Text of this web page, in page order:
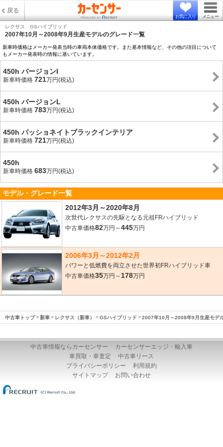
戻る
お気に入り メニュー
レクサス GSハイブリッド
2007年10月～2008年9月生産モデルのグレード一覧
新車時価格はメーカー発表当時の車両本体価格です。また基本情報など、その他の項目について
もメーカー発表時の情報に基いています。
450h バージョンI
新車時価格 721万円(税込)
450h バージョンL
新車時価格 783万円(税込)
450h パッショネイトブラックインテリア
新車時価格 721万円(税込)
450h
新車時価格 683万円(税込)
モデル・グレード一覧
2012年3月～2020年8月
次世代レクサスの先駆となる元祖FRハイブリッド
中古車価格82万円～445万円
2006年3月～2012年2月
パワーと低燃費を両立させた世界初FRハイブリッド車
中古車価格35万円～ 178万円
中古車トップ 新車 レクサス（新車） GSハイブリッド 2007年10月～2008年9月生産モデ
中古車情報ならカーセンサー
カーセンサーエッジ・輸入車
車買取・車査定
中古車リース
プライバシーポリシー
利用規約
サイトマップ
お問い合わせ